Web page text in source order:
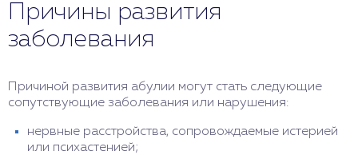
Причины развития
заболевания
Причиной развития абулии могут стать следующие
сопутствующие заболевания или нарушения:
нервные расстройства, сопровождаемые истерией
или психастенией;